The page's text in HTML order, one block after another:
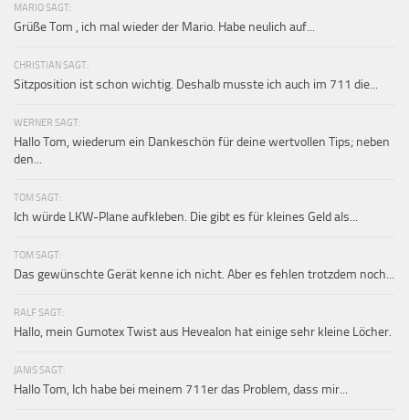
MARIO SAGT:
Grüße Tom , ich mal wieder der Mario. Habe neulich auf...
CHRISTIAN SAGT:
Sitzposition ist schon wichtig. Deshalb musste ich auch im 711 die...
WERNER SAGT:
Hallo Tom, wiederum ein Dankeschön für deine wertvollen Tips; neben
den...
TOM SAGT:
Ich würde LKW-Plane aufkleben. Die gibt es für kleines Geld als...
TOM SAGT:
Das gewünschte Gerät kenne ich nicht. Aber es fehlen trotzdem noch...
RALF SAGT:
Hallo, mein Gumotex Twist aus Hevealon hat einige sehr kleine Löcher.
JANIS SAGT:
Hallo Tom, Ich habe bei meinem 711er das Problem, dass mir...